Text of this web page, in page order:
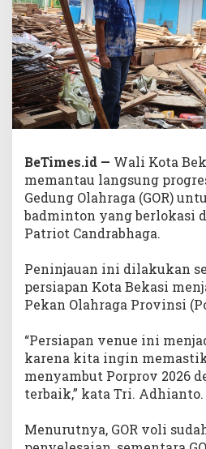
BeTimes.id — Wali Kota
memantau langsung
Gedung Olahraga (GOR)
badminton yang berlokasi
Patriot Candrabhaga.
‎Peninjauan ini dilakukan
persiapan Kota Bekasi
Pekan Olahraga Provinsi
‎“Persiapan venue ini
karena kita ingin
menyambut Porprov 2026
terbaik,” kata Tri. Adhianto.
‎Menurutnya, GOR voli